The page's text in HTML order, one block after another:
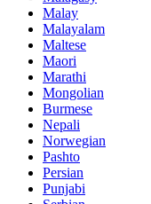
Malay
Malayalam
Maltese
Maori
Marathi
Mongolian
Burmese
Nepali
Norwegian
Pashto
Persian
Punjabi